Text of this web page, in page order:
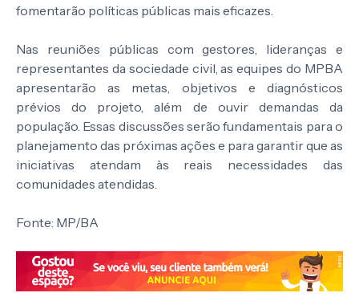
fomentarão políticas públicas mais eficazes.
Nas reuniões públicas com gestores, lideranças e
representantes da sociedade civil, as equipes do MPBA
apresentarão as metas, objetivos e diagnósticos
prévios do projeto, além de ouvir demandas da
população. Essas discussões serão fundamentais para o
planejamento das próximas ações e para garantir que as
iniciativas atendam às reais necessidades das
comunidades atendidas.
Fonte: MP/BA